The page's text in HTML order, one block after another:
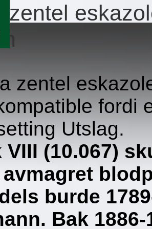
zentel
zentel
fordi
Utslag.
VIII (10.067)
burde
Bak